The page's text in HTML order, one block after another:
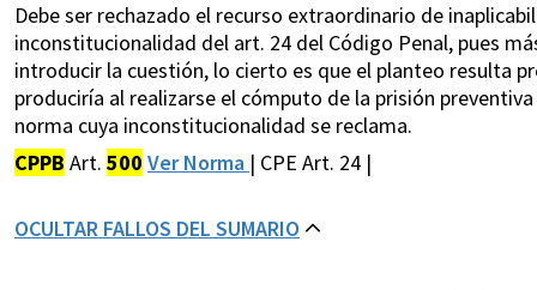
Debe ser rechazado el recurso extraordinario de
inconstitucionalidad del art. 24 del Código Penal, pues
introducir la cuestión, lo cierto es que el planteo resulta
produciría al realizarse el cómputo de la prisión
norma cuya inconstitucionalidad se reclama.
CPPB Art. 500 Ver Norma | CPE Art. 24 |
OCULTAR FALLOS DEL SUMARIO